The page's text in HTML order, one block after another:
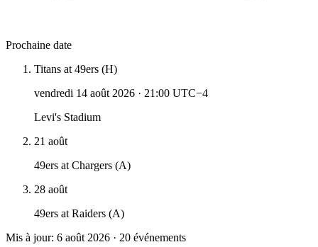
Prochaine date
Titans at 49ers (H)
vendredi 14 août 2026 · 21:00 UTC−4
Levi's Stadium
21 août
49ers at Chargers (A)
28 août
49ers at Raiders (A)
Mis à jour: 6 août 2026 · 20 événements